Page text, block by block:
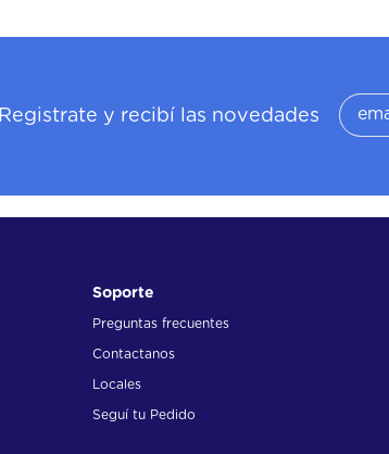
Registrate y recibí las novedades
Soporte
Preguntas frecuentes
Contactanos
Locales
Seguí tu Pedido